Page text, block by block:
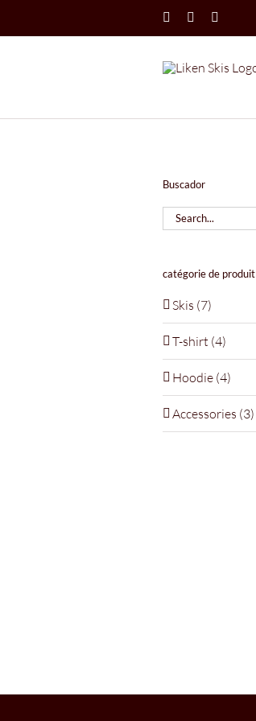
Instagram
Buscador
catégorie de produit
Skis (7)
T-shirt (4)
Hoodie (4)
Accessories (3)